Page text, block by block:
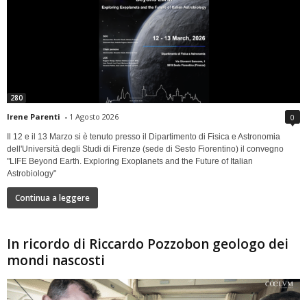
280
Irene Parenti - 1 Agosto 2026 0
Il 12 e il 13 Marzo si è tenuto presso il Dipartimento di Fisica e Astronomia
dell'Università degli Studi di Firenze (sede di Sesto Fiorentino) il convegno
"LIFE Beyond Earth. Exploring Exoplanets and the Future of Italian
Astrobiology"
Continua a leggere
In ricordo di Riccardo Pozzobon geologo dei
mondi nascosti